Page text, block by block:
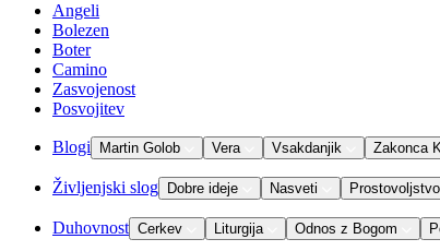
Angeli
Bolezen
Boter
Camino
Zasvojenost
Posvojitev
Blogi Martin Golob Vera Vsakdanjik Zakonca
Življenjski slog Dobre ideje Nasveti Prostovoljstvo
Duhovnost Cerkev Liturgija Odnos z Bogom